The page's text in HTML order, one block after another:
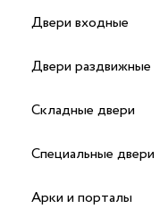
Двери входные
Двери раздвижные
Складные двери
Специальные двери
Арки и порталы